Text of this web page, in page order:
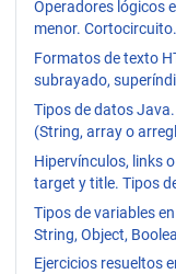
Operadores lógicos
menor.
Formatos de texto
subrayado,
Tipos de datos
(String, array o
Hipervínculos, links
target y title. Tipos
Tipos de variables
String, Object,
Ejercicios resueltos